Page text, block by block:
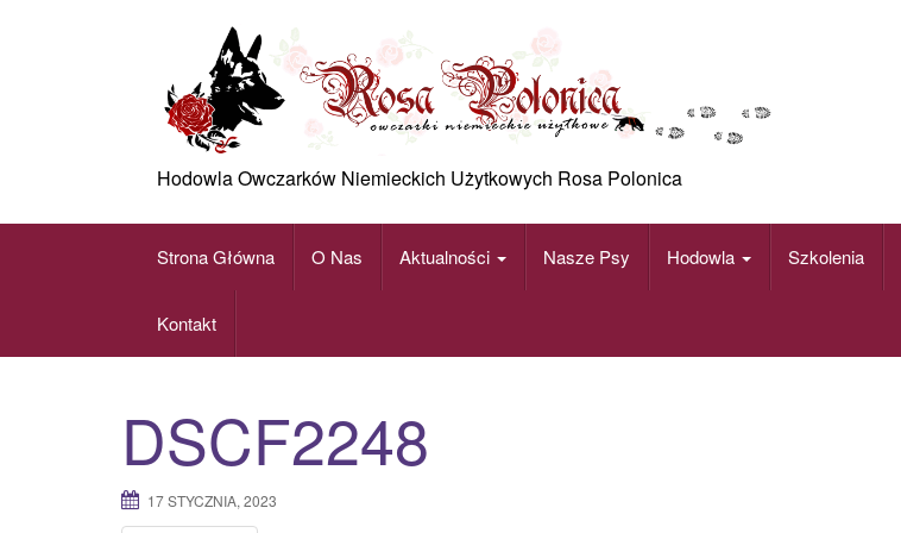
Hodowla Owczarków Niemieckich Użytkowych Rosa Polonica
Strona Główna O Nas Aktualności Nasze Psy Hodowla Szkolenia
Kontakt
DSCF2248
17 STYCZNIA, 2023